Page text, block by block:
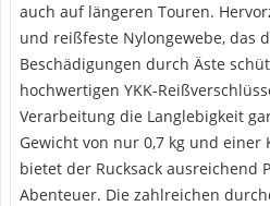
auch auf längeren Touren.
und reißfeste Nylongewebe, das
Beschädigungen durch Äste
hochwertigen YKK-
Verarbeitung die Langlebigkeit
Gewicht von nur 0,7 kg und einer
bietet der Rucksack ausreichend
Abenteuer. Die zahlreichen